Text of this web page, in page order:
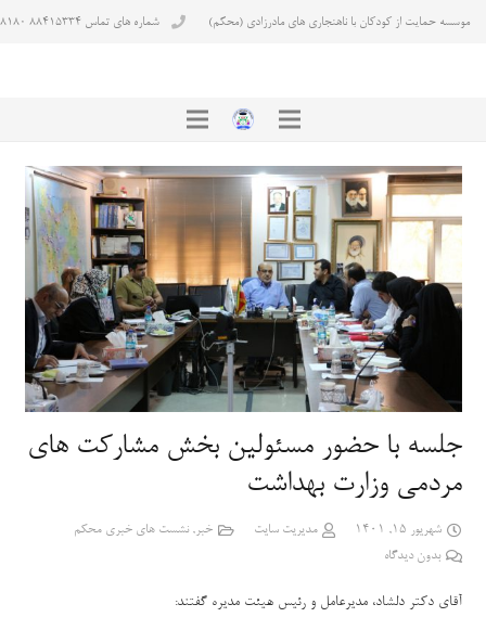
موسسه حمایت از کودکان با ناهنجاری های مادرزادی (محکم) شماره های تماس ۸۸۴۱۵۳۳۴ ۸۸۴۳۸۱۸۰
جلسه با حضور مسئولین بخش مشارکت های
مردمی وزارت بهداشت
شهریور 15, 1401 مدیریت سایت خبر , نشست های خبری محکم
بدون دیدگاه
آقای دکتر دلشاد، مدیرعامل و رئیس هیئت مدیره گفتند: